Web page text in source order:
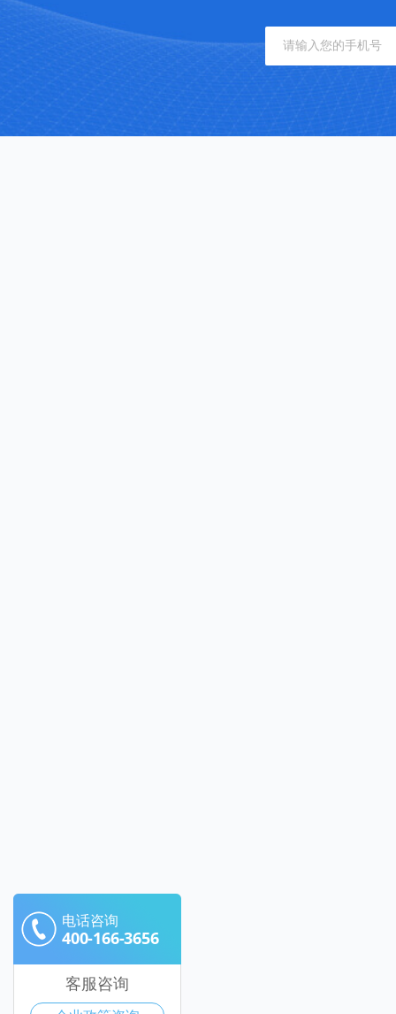
电话咨询
400-166-3656
客服咨询